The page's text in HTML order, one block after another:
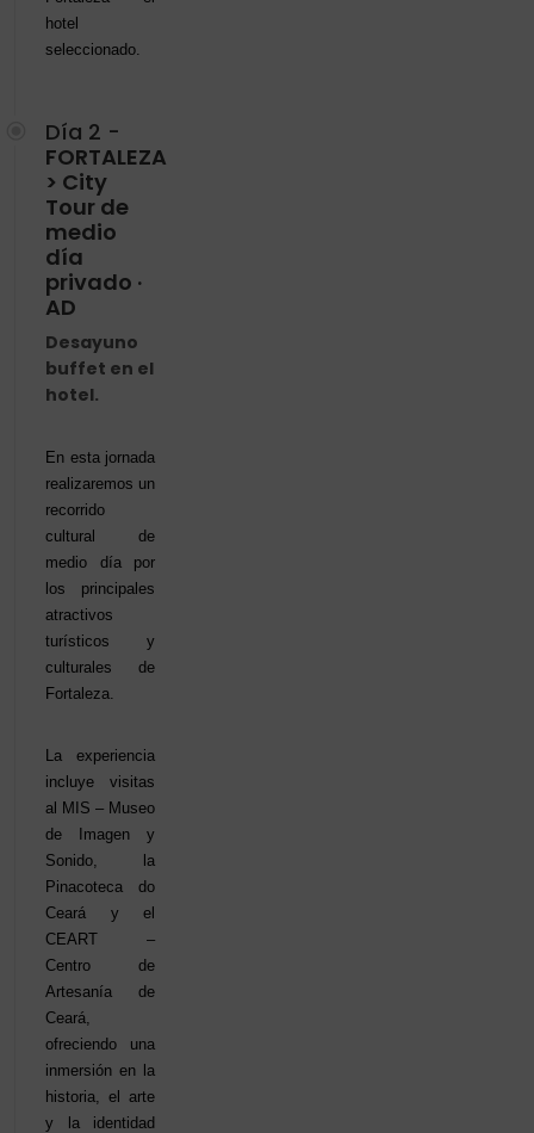
hotel
seleccionado.
Día 2 -
FORTALEZA
> City
Tour de
medio
día
privado ·
AD
Desayuno
buffet en el
hotel.
En esta jornada
realizaremos un
recorrido
cultural de
medio día por
los principales
atractivos
turísticos y
culturales de
Fortaleza.
La experiencia
incluye visitas
al MIS – Museo
de Imagen y
Sonido, la
Pinacoteca do
Ceará y el
CEART –
Centro de
Artesanía de
Ceará,
ofreciendo una
inmersión en la
historia, el arte
y la identidad